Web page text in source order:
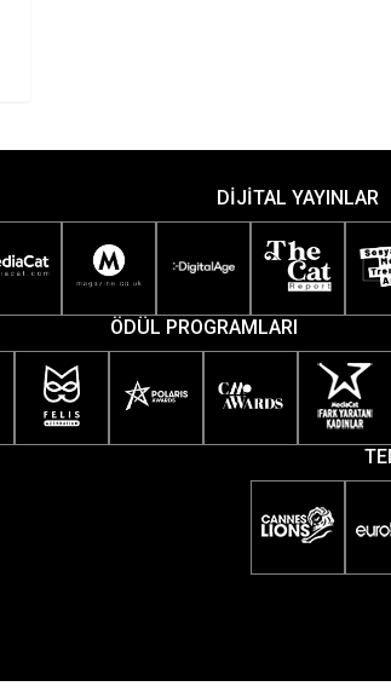
DİJİTAL YAYINLAR
ÖDÜL PROGRAMLARI